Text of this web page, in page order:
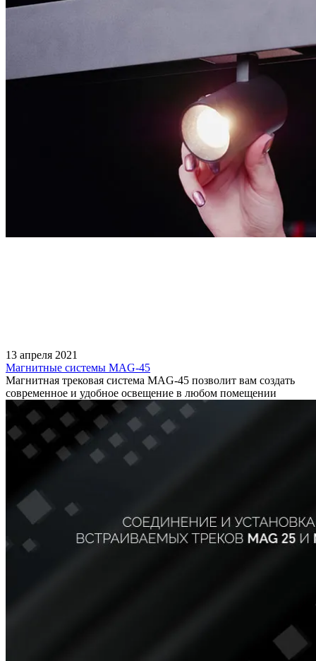
13 апреля 2021
Магнитные системы MAG-45
Магнитная трековая система MAG-45 позволит вам создать
современное и удобное освещение в любом помещении